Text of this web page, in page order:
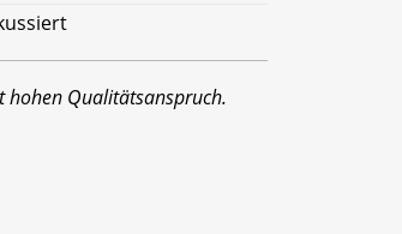
hohen Qualitätsanspruch.